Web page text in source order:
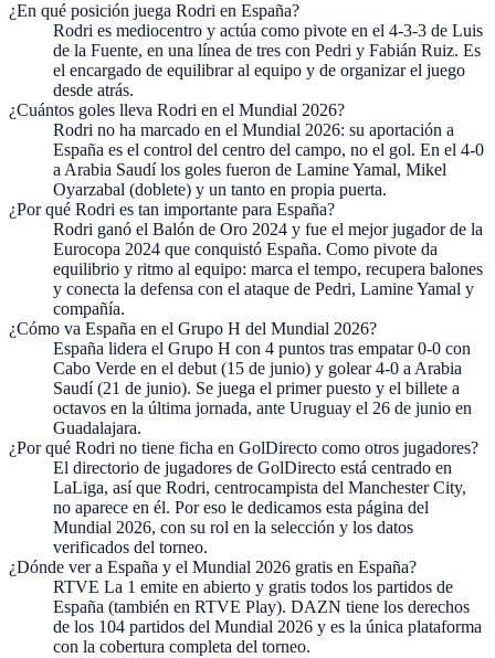
¿En qué posición juega Rodri en España?
Rodri es mediocentro y actúa como pivote en el 4-3-3 de Luis
de la Fuente, en una línea de tres con Pedri y Fabián Ruiz. Es
el encargado de equilibrar al equipo y de organizar el juego
desde atrás.
¿Cuántos goles lleva Rodri en el Mundial 2026?
Rodri no ha marcado en el Mundial 2026: su aportación a
España es el control del centro del campo, no el gol. En el 4-0
a Arabia Saudí los goles fueron de Lamine Yamal, Mikel
Oyarzabal (doblete) y un tanto en propia puerta.
¿Por qué Rodri es tan importante para España?
Rodri ganó el Balón de Oro 2024 y fue el mejor jugador de la
Eurocopa 2024 que conquistó España. Como pivote da
equilibrio y ritmo al equipo: marca el tempo, recupera balones
y conecta la defensa con el ataque de Pedri, Lamine Yamal y
compañía.
¿Cómo va España en el Grupo H del Mundial 2026?
España lidera el Grupo H con 4 puntos tras empatar 0-0 con
Cabo Verde en el debut (15 de junio) y golear 4-0 a Arabia
Saudí (21 de junio). Se juega el primer puesto y el billete a
octavos en la última jornada, ante Uruguay el 26 de junio en
Guadalajara.
¿Por qué Rodri no tiene ficha en GolDirecto como otros jugadores?
El directorio de jugadores de GolDirecto está centrado en
LaLiga, así que Rodri, centrocampista del Manchester City,
no aparece en él. Por eso le dedicamos esta página del
Mundial 2026, con su rol en la selección y los datos
verificados del torneo.
¿Dónde ver a España y el Mundial 2026 gratis en España?
RTVE La 1 emite en abierto y gratis todos los partidos de
España (también en RTVE Play). DAZN tiene los derechos
de los 104 partidos del Mundial 2026 y es la única plataforma
con la cobertura completa del torneo.